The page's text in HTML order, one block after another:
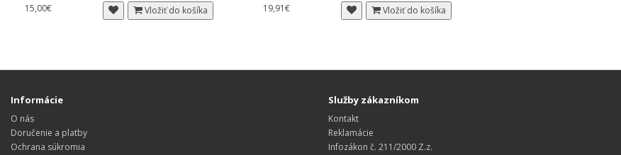
15,00€ Vložiť do košíka 19,91€ Vložiť do košíka
Informácie
O nás
Doručenie a platby
Ochrana súkromia
Služby zákazníkom
Kontakt
Reklamácie
Infozákon č. 211/2000 Z.z.